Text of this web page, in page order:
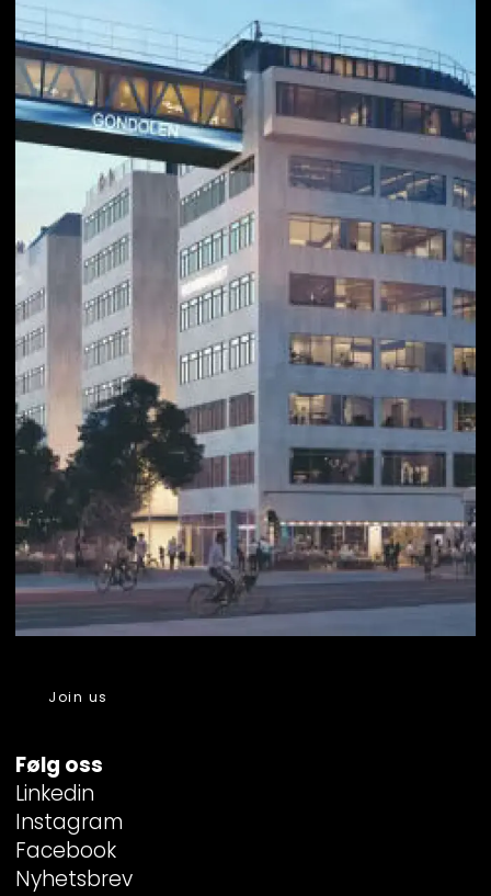
Join us
Følg oss
Linkedin
Instagram
Facebook
Nyhetsbrev